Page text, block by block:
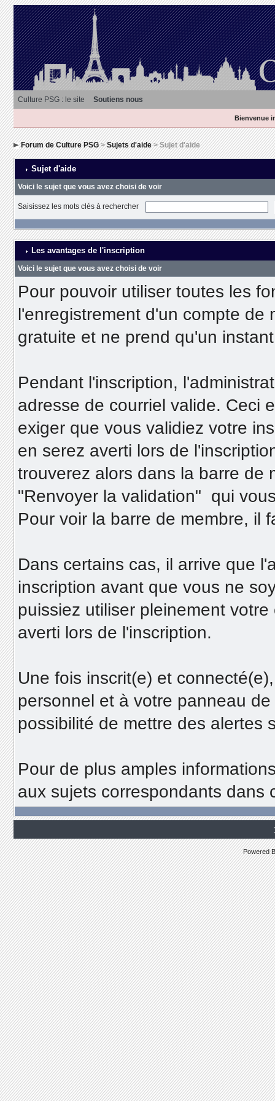
Culture PSG : le site Soutiens nous
Bienvenue
Forum de Culture PSG>Sujets d'aide> Sujet d'aide
Sujet d'aide
Voici le sujet que vous avez choisi de voir
Saisissez les mots clés à rechercher
Les avantages de l'inscription
Voici le sujet que vous avez choisi de voir
Pour pouvoir utiliser toutes les
l'enregistrement d'un compte de
gratuite et ne prend qu'un
Pendant l'inscription,
adresse de courriel valide. Ceci
exiger que vous validiez votre
en serez averti lors de
trouverez alors dans la barre de
"Renvoyer la validation" qui
Pour voir la barre de membre, il
Dans certains cas, il arrive que
inscription avant que vous ne
puissiez utiliser pleinement
averti lors de l'inscription.
Une fois inscrit(e) et
personnel et à votre panneau
possibilité de mettre des alertes
Pour de plus amples
aux sujets correspondants dans
Powered